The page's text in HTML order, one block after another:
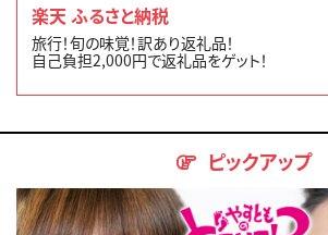
楽天 ふるさと納税
旅行！旬の味覚！訳あり返礼品！
自己負担2,000円で返礼品をゲット！
ピックアップ